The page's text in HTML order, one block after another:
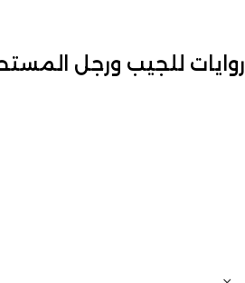
روايات للجيب ورجل